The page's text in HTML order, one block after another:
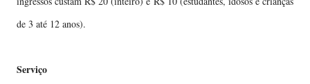
de 3 até 12 anos).
Serviço